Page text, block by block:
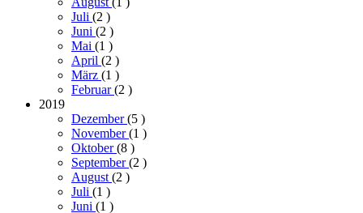
Juli (2 )
Juni (2 )
Mai (1 )
April (2 )
März (1 )
Februar(2 )
2019
Dezember(5 )
November(1 )
Oktober(8 )
September(2 )
August (2 )
Juli (1 )
Juni (1 )